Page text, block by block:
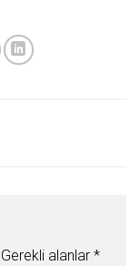
Gerekli alanlar *